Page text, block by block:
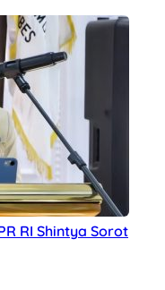
RI Shintya Sorot